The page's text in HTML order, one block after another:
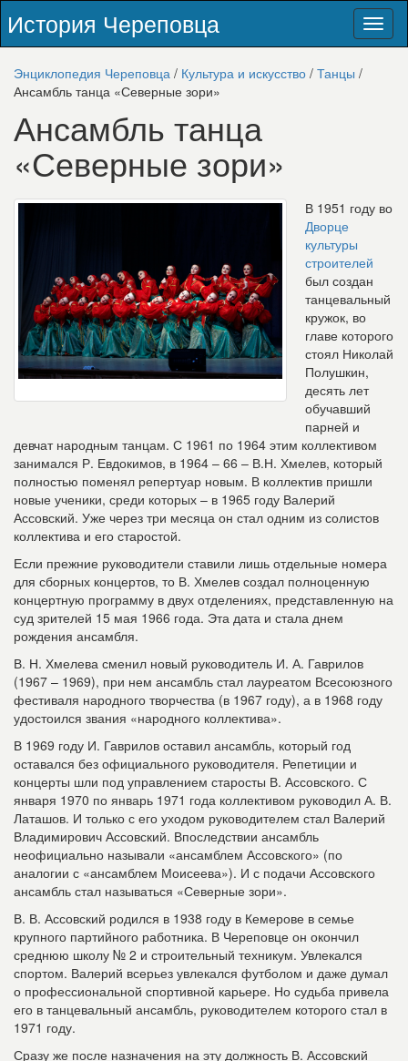
История Череповца
Энциклопедия Череповца / Культура и искусство / Танцы /
Ансамбль танца «Северные зори»
Ансамбль танца
«Северные зори»
В 1951 году во
Дворце
культуры
строителей
был создан
танцевальный
кружок, во
главе которого
стоял Николай
Полушкин,
десять лет
обучавший
парней и
девчат народным танцам. С 1961 по 1964 этим коллективом
занимался Р. Евдокимов, в 1964 – 66 – В.Н. Хмелев, который
полностью поменял репертуар новым. В коллектив пришли
новые ученики, среди которых – в 1965 году Валерий
Ассовский. Уже через три месяца он стал одним из солистов
коллектива и его старостой.
Если прежние руководители ставили лишь отдельные номера
для сборных концертов, то В. Хмелев создал полноценную
концертную программу в двух отделениях, представленную на
суд зрителей 15 мая 1966 года. Эта дата и стала днем
рождения ансамбля.
В. Н. Хмелева сменил новый руководитель И. А. Гаврилов
(1967 – 1969), при нем ансамбль стал лауреатом Всесоюзного
фестиваля народного творчества (в 1967 году), а в 1968 году
удостоился звания «народного коллектива».
В 1969 году И. Гаврилов оставил ансамбль, который год
оставался без официального руководителя. Репетиции и
концерты шли под управлением старосты В. Ассовского. С
января 1970 по январь 1971 года коллективом руководил А. В.
Латашов. И только с его уходом руководителем стал Валерий
Владимирович Ассовский. Впоследствии ансамбль
неофициально называли «ансамблем Ассовского» (по
аналогии с «ансамблем Моисеева»). И с подачи Ассовского
ансамбль стал называться «Северные зори».
В. В. Ассовский родился в 1938 году в Кемерове в семье
крупного партийного работника. В Череповце он окончил
среднюю школу № 2 и строительный техникум. Увлекался
спортом. Валерий всерьез увлекался футболом и даже думал
о профессиональной спортивной карьере. Но судьба привела
его в танцевальный ансамбль, руководителем которого стал в
1971 году.
Сразу же после назначения на эту должность В. Ассовский